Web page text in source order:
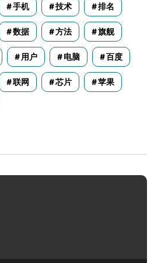
手机 技术 排名
数据 方法 旗舰
用户 电脑 百度
联网 芯片 苹果